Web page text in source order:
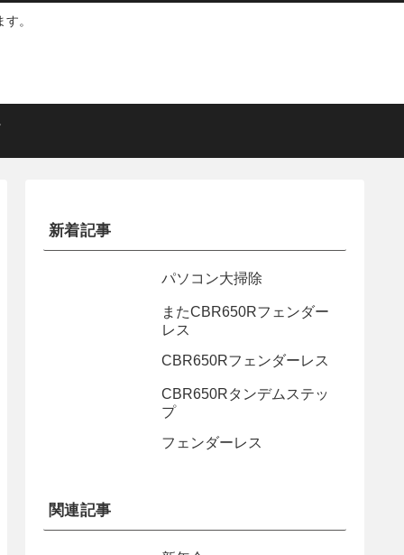
。
新着記事
パソコン大掃除
またCBR650Rフェンダー
レス
CBR650Rフェンダーレス
CBR650Rタンデムステッ
プ
フェンダーレス
関連記事